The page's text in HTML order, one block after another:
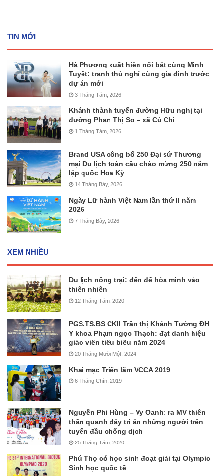
TIN MỚI
Hà Phương xuất hiện nổi bật cùng Minh
Tuyết: tranh thủ nghỉ cùng gia đình trước
dự án mới
3 Tháng Tám, 2026
Khánh thành tuyến đường Hữu nghị tại
đường Phan Thị So – xã Củ Chi
1 Tháng Tám, 2026
Brand USA công bố 250 Đại sứ Thương
mại Du lịch toàn cầu chào mừng 250 năm
lập quốc Hoa Kỳ
14 Tháng Bảy, 2026
Ngày Lữ hành Việt Nam lần thứ II năm
2026
7 Tháng Bảy, 2026
XEM NHIỀU
Du lịch nông trại: đến để hòa mình vào
thiên nhiên
12 Tháng Tám, 2020
PGS.TS.BS CKII Trần thị Khánh Tường ĐH
Y khoa Phạm ngọc Thạch: đạt danh hiệu
giáo viên tiêu biểu năm 2024
20 Tháng Mười Một, 2024
Khai mạc Triển lãm VCCA 2019
6 Tháng Chín, 2019
Nguyễn Phi Hùng – Vy Oanh: ra MV thiên
thần quanh đây tri ân những người trên
tuyến đầu chống dịch
25 Tháng Tám, 2020
Phú Thọ có học sinh đoạt giải tại Olympic
Sinh học quốc tế